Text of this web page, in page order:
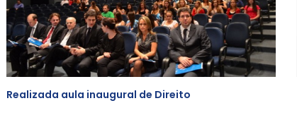
Realizada aula inaugural de Direito